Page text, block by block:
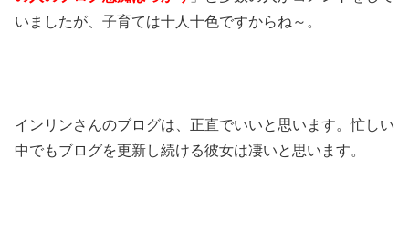
いましたが、子育ては十人十色ですからね～。
インリンさんのブログは、正直でいいと思います。忙しい
中でもブログを更新し続ける彼女は凄いと思います。